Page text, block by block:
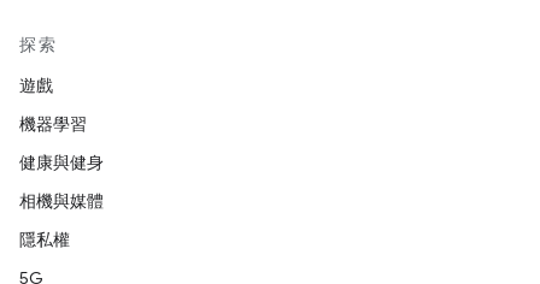
探索
遊戲
機器學習
健康與健身
相機與媒體
隱私權
5G